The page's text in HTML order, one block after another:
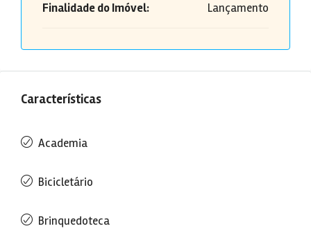
Finalidade do Imóvel: Lançamento
Características
Academia
Bicicletário
Brinquedoteca